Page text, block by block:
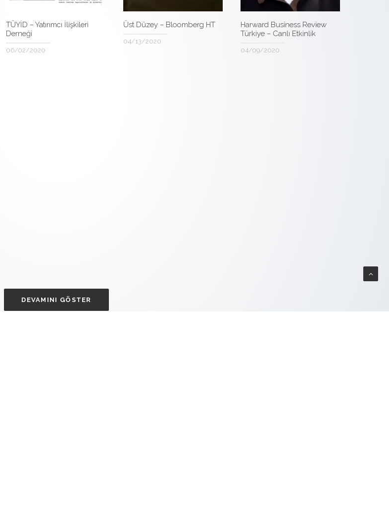
TÜYİD – Yatırımcı İlişkileri
Derneği
06/02/2020
Üst Düzey – Bloomberg HT
04/13/2020
Harward Business Review
Türkiye – Canlı Etkinlik
04/09/2020
DEVAMINI GÖSTER